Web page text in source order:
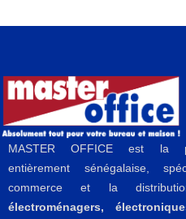
MASTER OFFICE est la
entièrement sénégalaise,
commerce et la
électroménagers,